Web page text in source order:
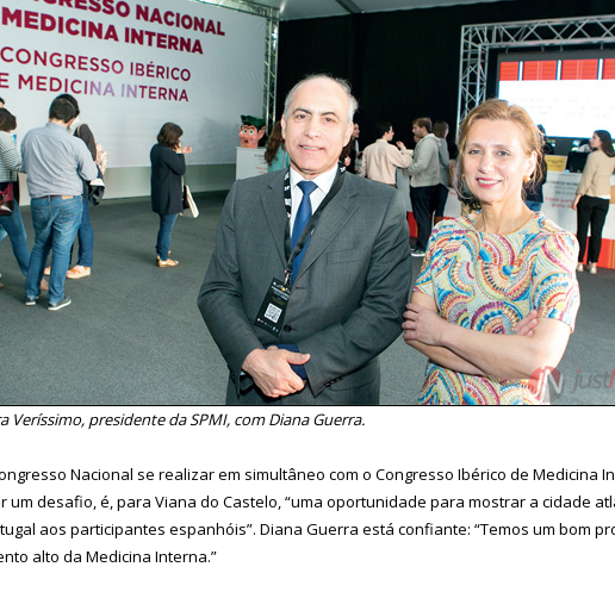
Veríssimo, presidente da SPMI, com Diana Guerra.
Nacional se realizar em simultâneo com o Congresso Ibérico de Medicina
um desafio, é, para Viana do Castelo, “uma oportunidade para mostrar a cidade
aos participantes espanhóis”. Diana Guerra está confiante: “Temos um bom
alto da Medicina Interna.”